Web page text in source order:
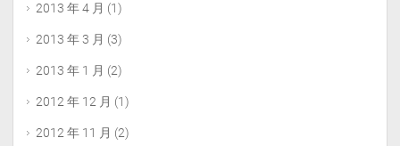
2013 年 4 月 (1)
2013 年 3 月 (3)
2013 年 1 月 (2)
2012 年 12 月 (1)
2012 年 11 月 (2)